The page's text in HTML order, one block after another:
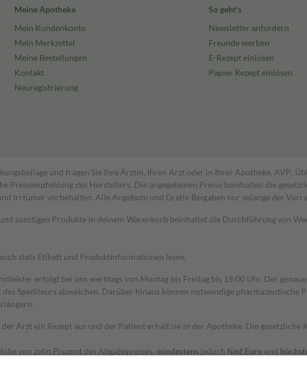
Meine Apotheke
Mein Kundenkonto
Mein Merkzettel
Meine Bestellungen
Kontakt
Neuregistrierung
So geht's
Newsletter anfordern
Freunde werben
E-Rezept einlösen
Papier Rezept einlösen
und fragen Sie Ihre Ärztin, Ihren Arzt oder in Ihrer Apotheke. AVP:
des Herstellers. Die angegebenen Preise beinhalten die
Irrtümer vorbehalten. Alle Angebote und Gratis-Beigaben nur solange der
sonstigen Produkte in deinem Warenkorb beinhaltet die Durchführung von
stets Etikett und Produktinformationen lesen.
erfolgt bei uns werktags von Montag bis Freitag bis 18:00 Uhr. Der
Spediteurs abweichen. Darüber hinaus können notwendige
Arzt ein Rezept aus und der Patient erhält sie in der Apotheke. Die
von zehn Prozent des Abgabepreises, mindestens jedoch fünf Euro und